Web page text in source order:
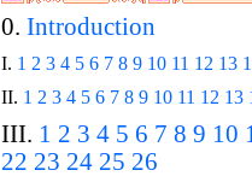
0. Introduction
I. 1 2 3 4 5 6 7 8 9 10 11 12 13
II. 1 2 3 4 5 6 7 8 9 10 11 12 13
III. 1 2 3 4 5 6 7 8 9 10
22 23 24 25 26